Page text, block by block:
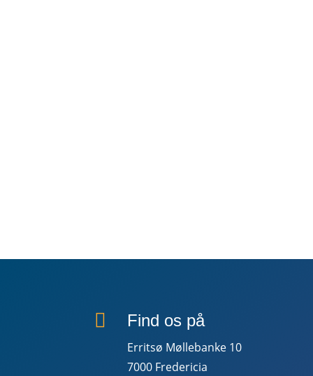
 Find os på
Erritsø Møllebanke 10
7000 Fredericia